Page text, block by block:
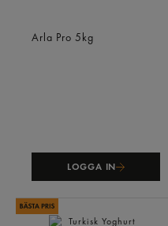
Arla Pro 5kg
LOGGA IN